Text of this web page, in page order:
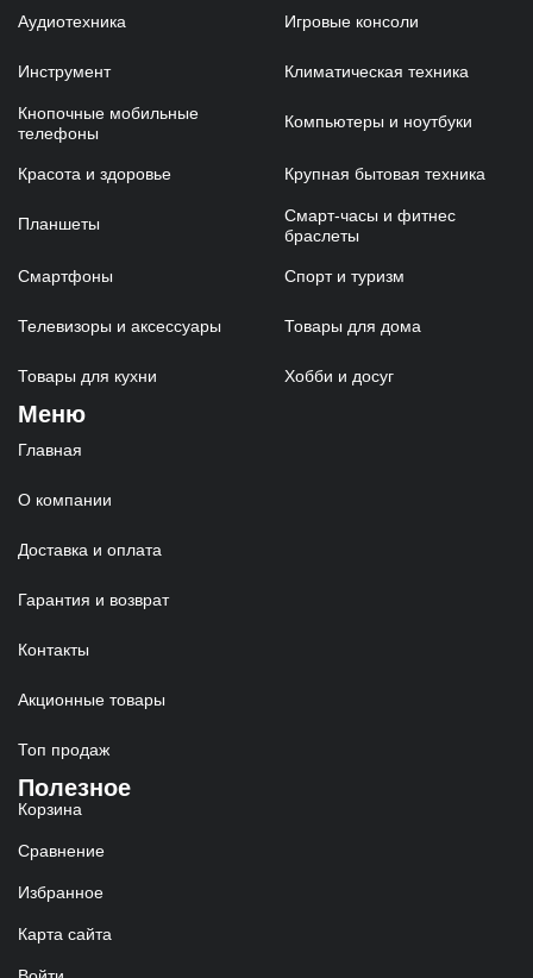
Аудиотехника Игровые консоли
Инструмент Климатическая техника
Кнопочные мобильные
телефоны
Компьютеры и ноутбуки
Красота и здоровье Крупная бытовая техника
Планшеты
Смарт-часы и фитнес
браслеты
Смартфоны Спорт и туризм
Телевизоры и аксессуары Товары для дома
Товары для кухни Хобби и досуг
Меню
Главная
О компании
Доставка и оплата
Гарантия и возврат
Контакты
Акционные товары
Топ продаж
Полезное
Корзина
Сравнение
Избранное
Карта сайта